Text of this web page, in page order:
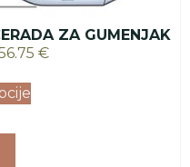
ZA GUMENJAK
€